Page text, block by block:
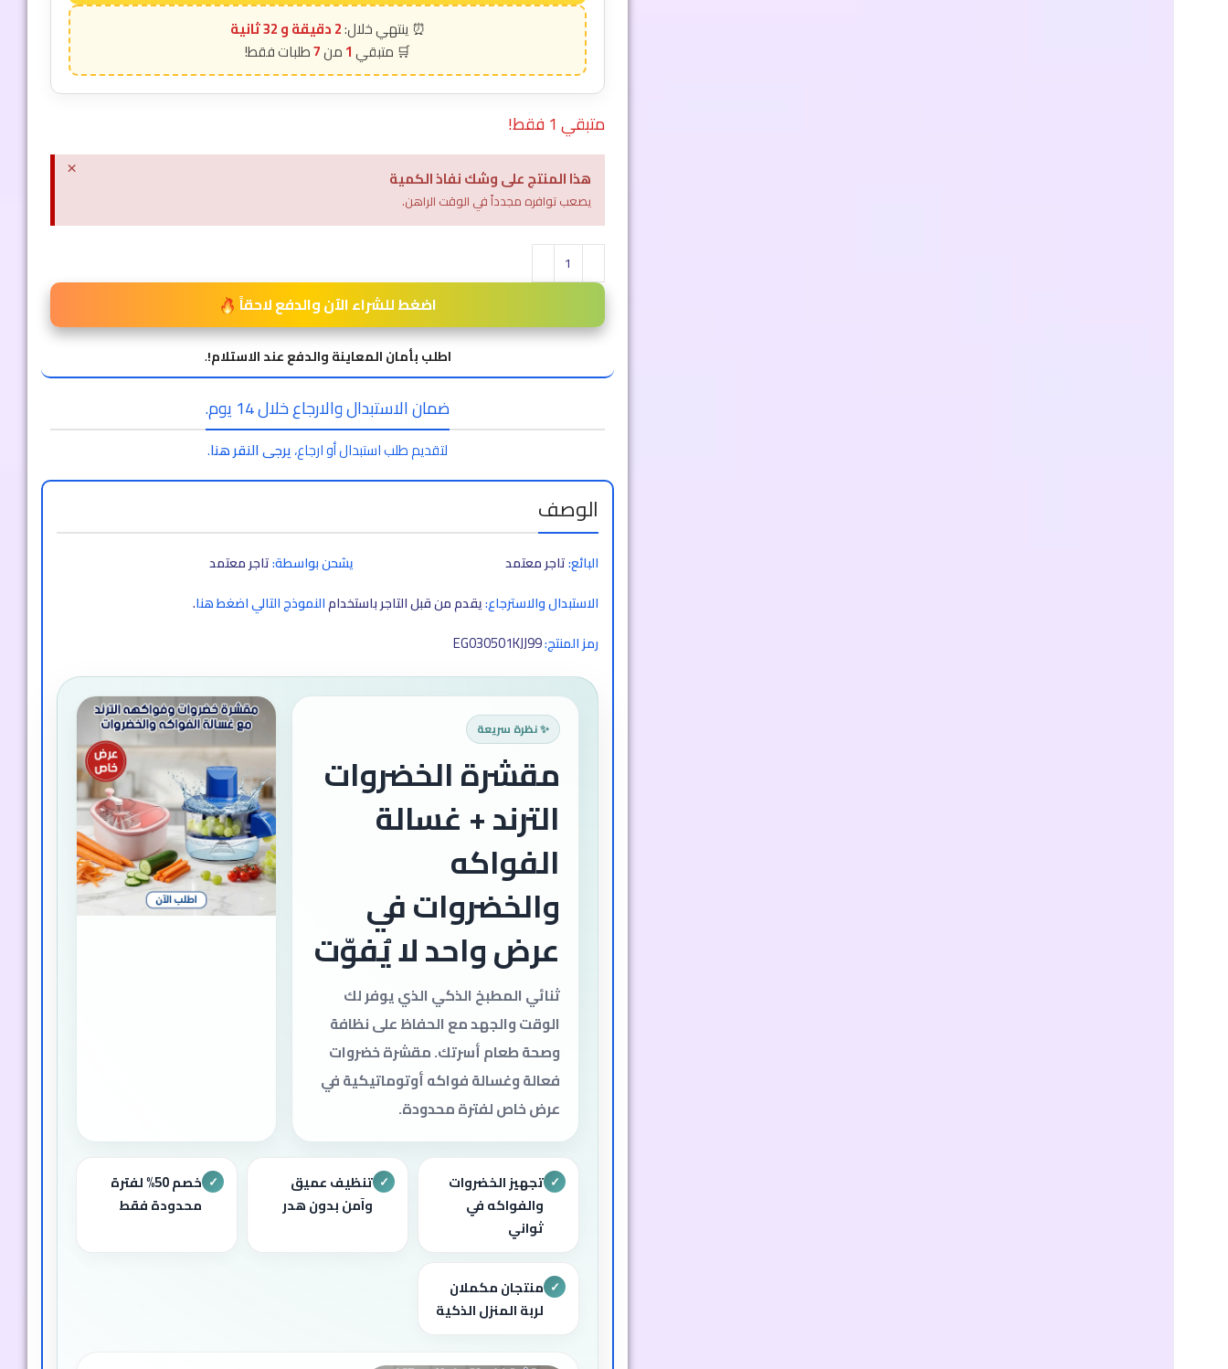
2 دقيقة و 30 ثانية
1
7
متبقي 1 فقط!
هذا المنتج على وشك نفاذ الكمية
يصعب توافره مجدداً في الوقت الراهن.
×
اضغط للشراء الآن والدفع لاحقاً
اطلب بأمان المعاينة والدفع عند الاستلام!.
ضمان الاستبدال والارجاع خلال 14 يوم.
لتقديم طلب استبدال أو ارجاع،يرجى النقر هنا.
الوصف
البائع:تاجر معتمد يشحن بواسطة:تاجر معتمد
الاستبدال والاسترجاع:يقدم من قبل التاجر باستخدامالنموذج التالي اضغط هنا.
رمز المنتج:EG030501KJJ99
✨ نظرة سريعة
مقشرة الخضروات
والفواكه الترند +
غسالة أوتوماتيك
بعرض لا يُفوّت
ثنائي المطبخ الذكي الذي يوفر وقتك
ويضمن نظافة مثالية للخضروات
والفواكه بأقل مجهود. الآن معاً بسعر
واحد!